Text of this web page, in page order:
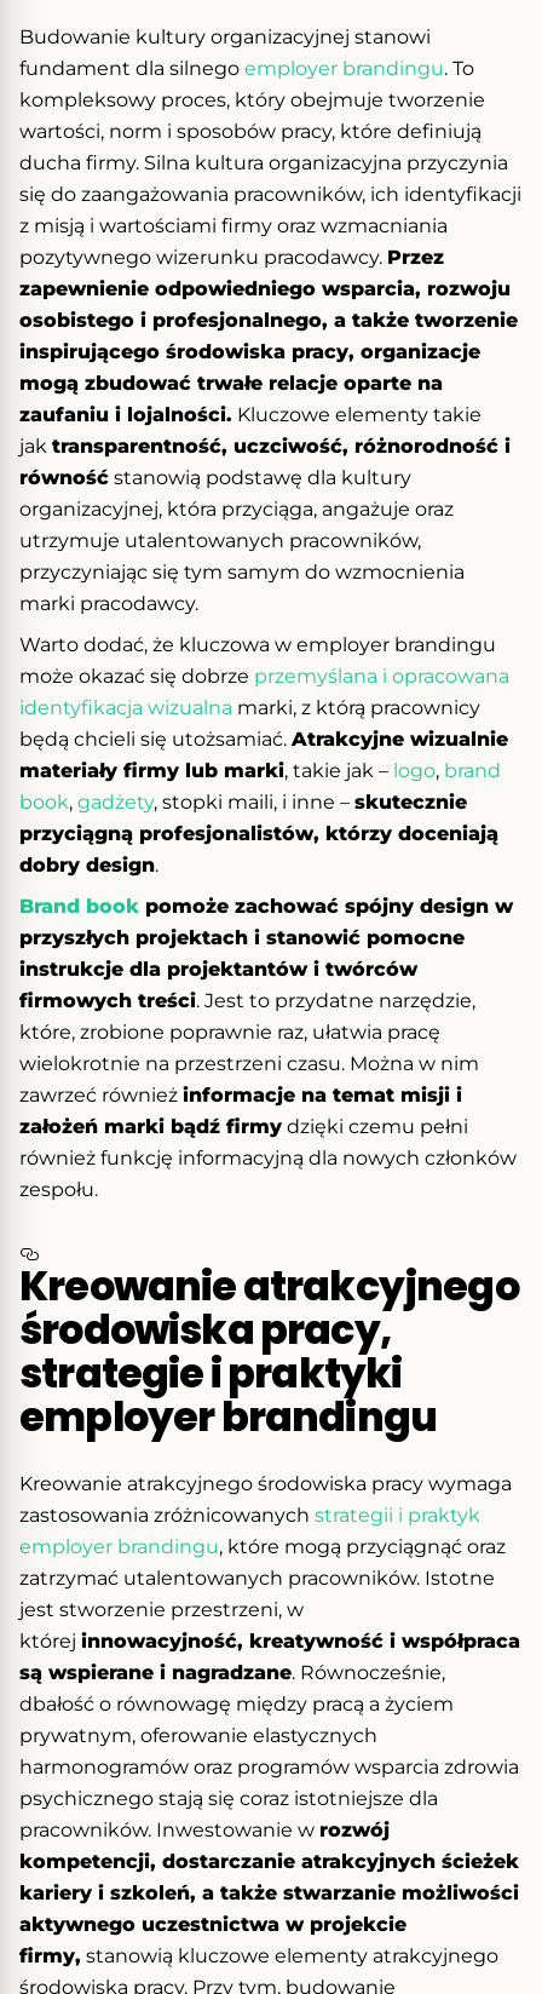
Budowanie kultury organizacyjnej stanowi
fundament dla silnego employer brandingu. To
kompleksowy proces, który obejmuje tworzenie
wartości, norm i sposobów pracy, które definiują
ducha firmy. Silna kultura organizacyjna przyczynia
się do zaangażowania pracowników, ich identyfikacji
z misją i wartościami firmy oraz wzmacniania
pozytywnego wizerunku pracodawcy. Przez
zapewnienie odpowiedniego wsparcia, rozwoju
osobistego i profesjonalnego, a także tworzenie
inspirującego środowiska pracy, organizacje
mogą zbudować trwałe relacje oparte na
zaufaniu i lojalności. Kluczowe elementy takie
jak transparentność, uczciwość, różnorodność i
równość stanowią podstawę dla kultury
organizacyjnej, która przyciąga, angażuje oraz
utrzymuje utalentowanych pracowników,
przyczyniając się tym samym do wzmocnienia
marki pracodawcy.
W arto dodać, że kluczowa w employer brandingu
może okazać się dobrze przemyślana i opracowana
identyfikacja wizualna marki, z którą pracownicy
będą chcieli się utożsamiać. Atrakcyjne wizualnie
materiały firmy lub marki, takie jak – logo, brand
book, gadżety, stopki maili, i inne – skutecznie
przyciągną profesjonalistów, którzy doceniają
dobry design.
B rand book pomoże zachować spójny design w
przyszłych projektach i stanowić pomocne
instrukcje dla projektantów i twórców
firmowych treści. Jest to przydatne narzędzie,
które, zrobione poprawnie raz, ułatwia pracę
wielokrotnie na przestrzeni czasu. Można w nim
zawrzeć również informacje na temat misji i
założeń marki bądź firmy dzięki czemu pełni
również funkcję informacyjną dla nowych członków
zespołu.
Kreowanie atrakcyjnego
środowiska pracy,
strategie i praktyki
employer brandingu
Kreowanie atrakcyjnego środowiska pracy wymaga
zastosowania zróżnicowanych strategii i praktyk
employer brandingu, które mogą przyciągnąć oraz
zatrzymać utalentowanych pracowników. Istotne
jest stworzenie przestrzeni, w
której innowacyjność, kreatywność i współpraca
są wspierane i nagradzane. Równocześnie,
dbałość o równowagę między pracą a życiem
prywatnym, oferowanie elastycznych
harmonogramów oraz programów wsparcia zdrowia
psychicznego stają się coraz istotniejsze dla
pracowników. Inwestowanie w rozwój
kompetencji, dostarczanie atrakcyjnych ścieżek
kariery i szkoleń, a także stwarzanie możliwości
aktywnego uczestnictwa w projekcie
firmy, stanowią kluczowe elementy atrakcyjnego
środowiska pracy. Przy tym, budowanie